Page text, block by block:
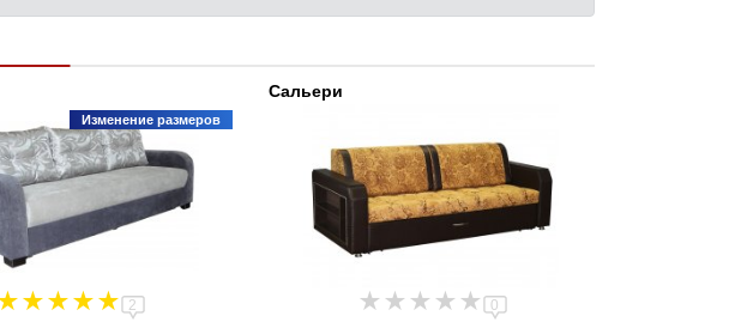
Изменение размеров
2
Сальери
0